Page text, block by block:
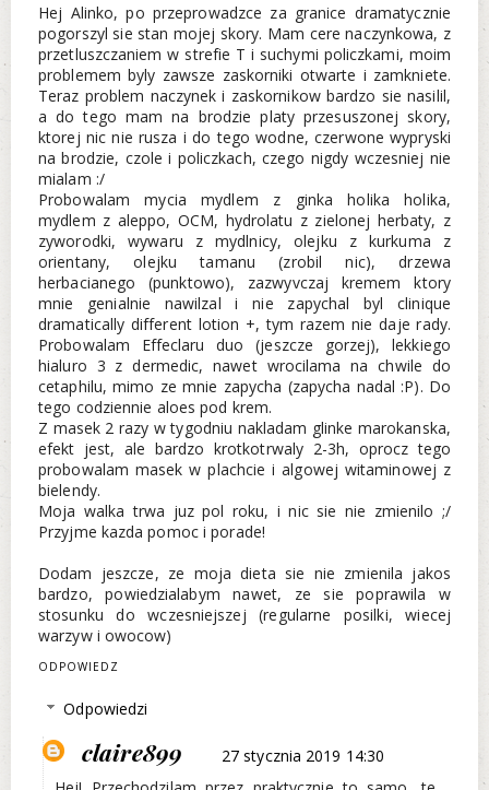
Hej Alinko, po przeprowadzce za granice dramatycznie
pogorszyl sie stan mojej skory. Mam cere naczynkowa, z
przetluszczaniem w strefie T i suchymi policzkami, moim
problemem byly zawsze zaskorniki otwarte i zamkniete.
Teraz problem naczynek i zaskornikow bardzo sie nasilil,
a do tego mam na brodzie platy przesuszonej skory,
ktorej nic nie rusza i do tego wodne, czerwone wypryski
na brodzie, czole i policzkach, czego nigdy wczesniej nie
mialam :/
Probowalam mycia mydlem z ginka holika holika,
mydlem z aleppo, OCM, hydrolatu z zielonej herbaty, z
zyworodki, wywaru z mydlnicy, olejku z kurkuma z
orientany, olejku tamanu (zrobil nic), drzewa
herbacianego (punktowo), zazwyvczaj kremem ktory
mnie genialnie nawilzal i nie zapychal byl clinique
dramatically different lotion +, tym razem nie daje rady.
Probowalam Effeclaru duo (jeszcze gorzej), lekkiego
hialuro 3 z dermedic, nawet wrocilama na chwile do
cetaphilu, mimo ze mnie zapycha (zapycha nadal :P). Do
tego codziennie aloes pod krem.
Z masek 2 razy w tygodniu nakladam glinke marokanska,
efekt jest, ale bardzo krotkotrwaly 2-3h, oprocz tego
probowalam masek w plachcie i algowej witaminowej z
bielendy.
Moja walka trwa juz pol roku, i nic sie nie zmienilo ;/
Przyjme kazda pomoc i porade!
Dodam jeszcze, ze moja dieta sie nie zmienila jakos
bardzo, powiedzialabym nawet, ze sie poprawila w
stosunku do wczesniejszej (regularne posilki, wiecej
warzyw i owocow)
ODPOWIEDZ
Odpowiedzi
claire899
27 stycznia 2019 14:30